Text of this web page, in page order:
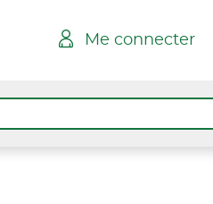
Me connecter